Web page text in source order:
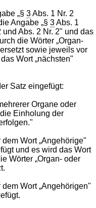
„§ 3Abs. 1 Nr. 2
Angabe „§3Abs. 1
und Abs. 2 Nr. 2" und das
die Wörter „Organ-
sowie jeweils vor
Wort „nächsten"
Satz eingefügt:
Organe oder
Einholung der
Wort „Angehörige"
und es wird das Wort
Wörter „Organ- oder
Wort „Angehörigen"